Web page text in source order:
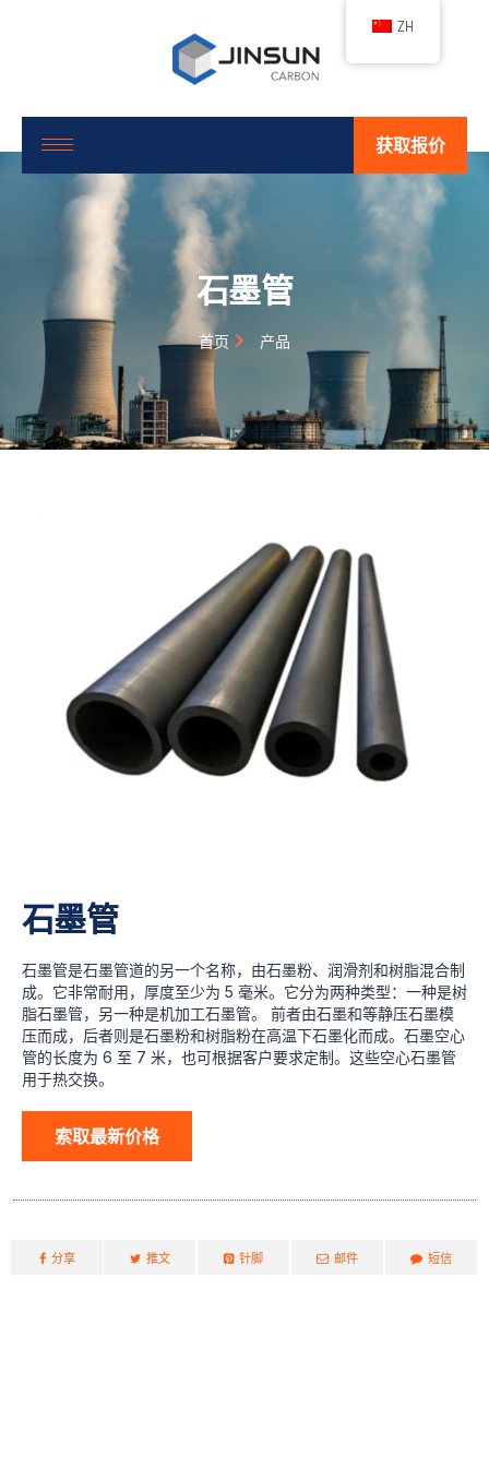
获取报价
石墨管
首页 产品
石墨管
石墨管是石墨管道的另一个名称，由石墨粉、润滑剂和树脂混合制
成。它非常耐用，厚度至少为 5 毫米。它分为两种类型：一种是树
脂石墨管，另一种是机加工石墨管。 前者由石墨和等静压石墨模
压而成，后者则是石墨粉和树脂粉在高温下石墨化而成。石墨空心
管的长度为 6 至 7 米，也可根据客户要求定制。这些空心石墨管
用于热交换。
索取最新价格
分享 推文 针脚 邮件 短信
ZH